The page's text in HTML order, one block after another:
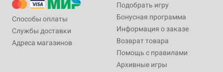
Способы оплаты
Службы доставки
Адреса магазинов
Подобрать игру
Бонусная программа
Информация о заказе
Возврат товара
Помощь с правилами
Архивные игры